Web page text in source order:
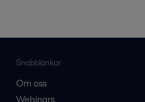
Snabblänkar
Om oss
Webinars